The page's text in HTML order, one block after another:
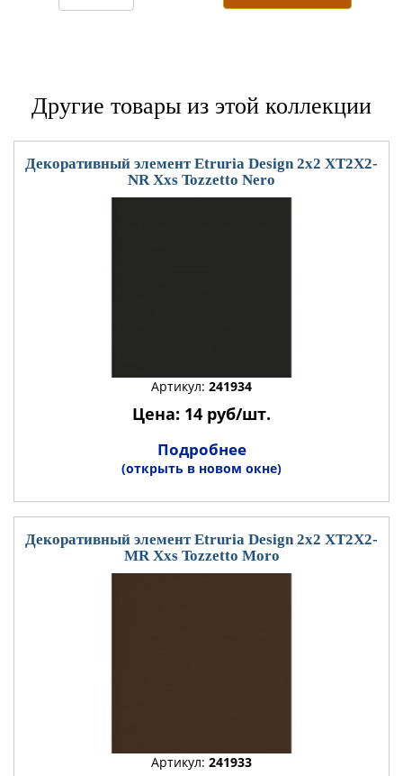
Другие товары из этой коллекции
Декоративный элемент Etruria Design 2x2 XT2X2-
NR Xxs Tozzetto Nero
Артикул: 241934
Цена: 14 руб/шт.
Подробнее
(открыть в новом окне)
Декоративный элемент Etruria Design 2x2 XT2X2-
MR Xxs Tozzetto Moro
Артикул: 241933